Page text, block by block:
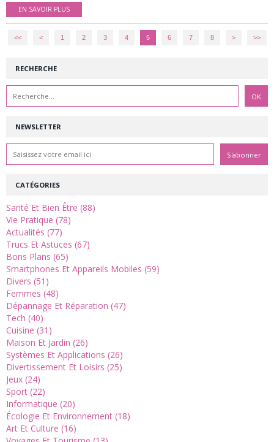
EN SAVOIR PLUS
<< < 1 2 3 4 5 6 7 8 > >>
NEWSLETTER
RECHERCHE
CATÉGORIES
Santé Et Bien Être (88)
Vie Pratique (78)
Actualités (77)
Trucs Et Astuces (67)
Bons Plans (65)
Smartphones Et Appareils Mobiles (59)
Divers (51)
Femmes (48)
Dépannage Et Réparation (47)
Tech (40)
Cuisine (31)
Maison Et Jardin (26)
Systèmes Et Applications (26)
Divertissement Et Loisirs (25)
Jeux (24)
Sport (22)
Informatique (20)
Écologie Et Environnement (18)
Art Et Culture (16)